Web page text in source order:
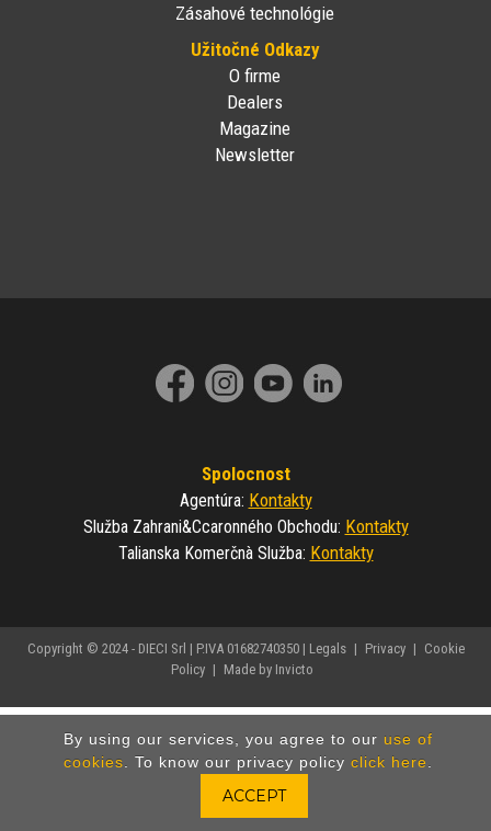
By using our services, you agree to our use of
cookies. To know our privacy policy click here.
Zásahové technológie
Užitočné Odkazy
O firme
Dealers
Magazine
Newsletter
Spolocnost
Agentúra: Kontakty
Služba Zahrani&ccaronného Obchodu: Kontakty
Talianska Komerčnà Služba: Kontakty
Copyright © 2024 - DIECI Srl | P.IVA 01682740350 | Legals | Privacy | Cookie
Policy | Made by Invicto